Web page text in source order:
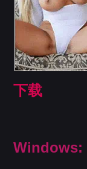
下载
Windows: